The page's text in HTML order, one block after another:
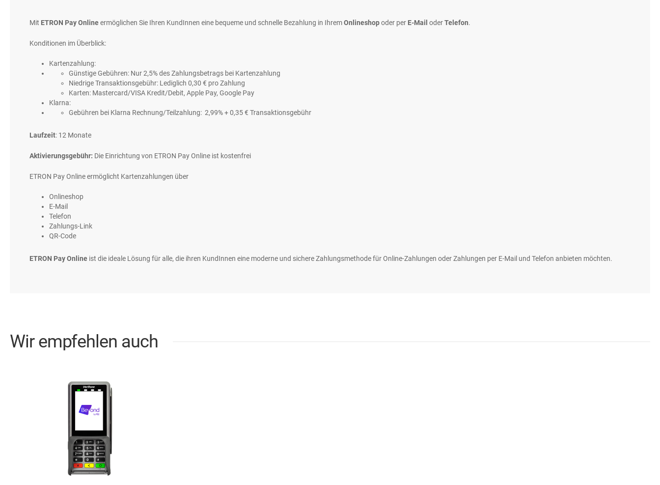
Mit ETRON Pay Onlineermöglichen Sie Ihren KundInnen eine bequeme und schnelle Bezahlung in IhremOnlineshopoder per E-Mail oderTelefon.
Konditionen im Überblick:
Kartenzahlung:
Günstige Gebühren: Nur 2,5% des Zahlungsbetrags bei Kartenzahlung
Niedrige Transaktionsgebühr: Lediglich 0,30 € pro Zahlung
Karten: Mastercard/VISA Kredit/Debit, Apple Pay, Google Pay
Klarna:
Gebühren bei Klarna Rechnung/Teilzahlung: 2,99% + 0,35 € Transaktionsgebühr
Laufzeit: 12 Monate
Aktivierungsgebühr: Die Einrichtung von ETRON Pay Online ist kostenfrei
ETRON Pay Online ermöglicht Kartenzahlungen über
Onlineshop
E-Mail
Telefon
Zahlungs-Link
QR-Code
ETRON Pay Online ist die ideale Lösung für alle, die ihren KundInnen eine moderne und sichere Zahlungsmethode für Online-Zahlungen oder Zahlungen per E-Mail und Telefon anbieten möchten.
Wir empfehlen auch